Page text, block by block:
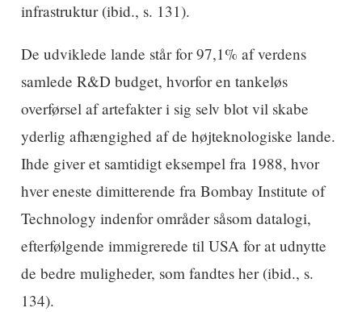
infrastruktur (ibid., s. 131).
De udviklede lande står for 97,1% af verdens
samlede R&D budget, hvorfor en tankeløs
overførsel af artefakter i sig selv blot vil skabe
yderlig afhængighed af de højteknologiske lande.
Ihde giver et samtidigt eksempel fra 1988, hvor
hver eneste dimitterende fra Bombay Institute of
Technology indenfor områder såsom datalogi,
efterfølgende immigrerede til USA for at udnytte
de bedre muligheder, som fandtes her (ibid., s.
134).